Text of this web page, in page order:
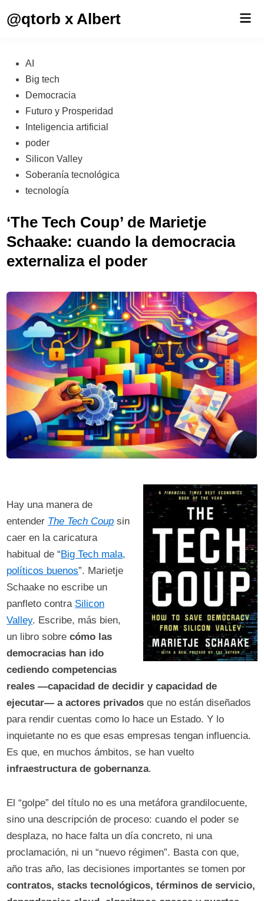
@qtorb x Albert
Publicado
en
AI
Big tech
Democracia
Futuro y Prosperidad
Inteligencia artificial
poder
Silicon Valley
Soberanía tecnológica
tecnología
‘The Tech Coup’ de Marietje
Schaake: cuando la democracia
externaliza el poder
Hay una manera de
entender The Tech Coup sin
caer en la caricatura
habitual de “Big Tech mala,
políticos buenos”. Marietje
Schaake no escribe un
panfleto contra Silicon
Valley. Escribe, más bien,
un libro sobrecómo las
democracias han ido
cediendo competencias
reales —capacidad de decidir y capacidad de
ejecutar— a actores privados que no están diseñados
para rendir cuentas como lo hace un Estado. Y lo
inquietante no es que esas empresas tengan influencia.
Es que, en muchos ámbitos, se han vuelto
infraestructura de gobernanza.
El “golpe” del título no es una metáfora grandilocuente,
sino una descripción de proceso: cuando el poder se
desplaza, no hace falta un día concreto, ni una
proclamación, ni un “nuevo régimen”. Basta con que,
año tras año, las decisiones importantes se tomen por
contratos, stacks tecnológicos, términos de servicio,